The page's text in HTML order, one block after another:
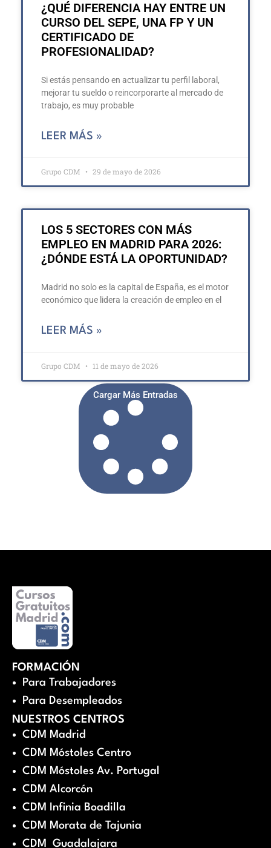
¿QUÉ DIFERENCIA HAY ENTRE UN
CURSO DEL SEPE, UNA FP Y UN
CERTIFICADO DE
PROFESIONALIDAD?
Si estás pensando en actualizar tu perfil laboral,
mejorar tu sueldo o reincorporarte al mercado de
trabajo, es muy probable
LEER MÁS »
Grupo CDM 29 de mayo de 2026
LOS 5 SECTORES CON MÁS
EMPLEO EN MADRID PARA 2026:
¿DÓNDE ESTÁ LA OPORTUNIDAD?
Madrid no solo es la capital de España, es el motor
económico que lidera la creación de empleo en el
LEER MÁS »
Grupo CDM 11 de mayo de 2026
Cargar Más Entradas
FORMACIÓN
Para Trabajadores
Para Desempleados
NUESTROS CENTROS
CDM Madrid
CDM Móstoles Centro
CDM Móstoles Av. Portugal
CDM Alcorcón
CDM Infinia Boadilla
CDM Morata de Tajunia
CDM Guadalajara